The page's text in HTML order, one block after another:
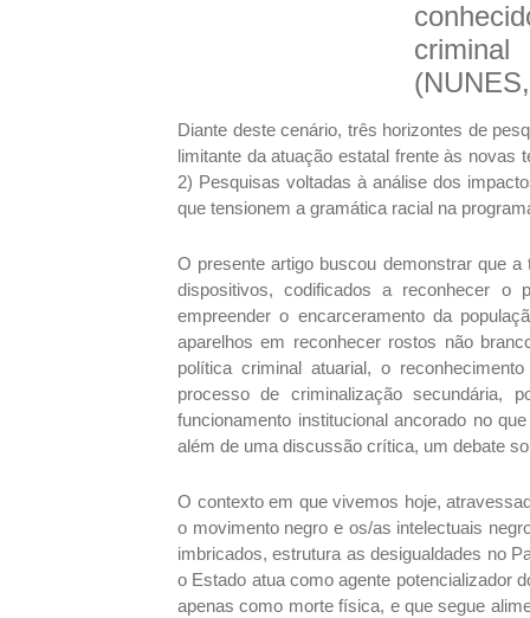
Diante deste cenário, três horizontes de
limitante da atuação estatal frente às novas
2) Pesquisas voltadas à análise dos
que tensionem a gramática racial na
O presente artigo buscou demonstrar que
dispositivos, codificados a reconhecer o
empreender o encarceramento da
aparelhos em reconhecer rostos não
política criminal atuarial, o
processo de criminalização secundária,
funcionamento institucional ancorado no
além de uma discussão crítica, um debate
O contexto em que vivemos hoje,
o movimento negro e os/as intelectuais
imbricados, estrutura as desigualdades no
o Estado atua como agente potencializador
apenas como morte física, e que segue